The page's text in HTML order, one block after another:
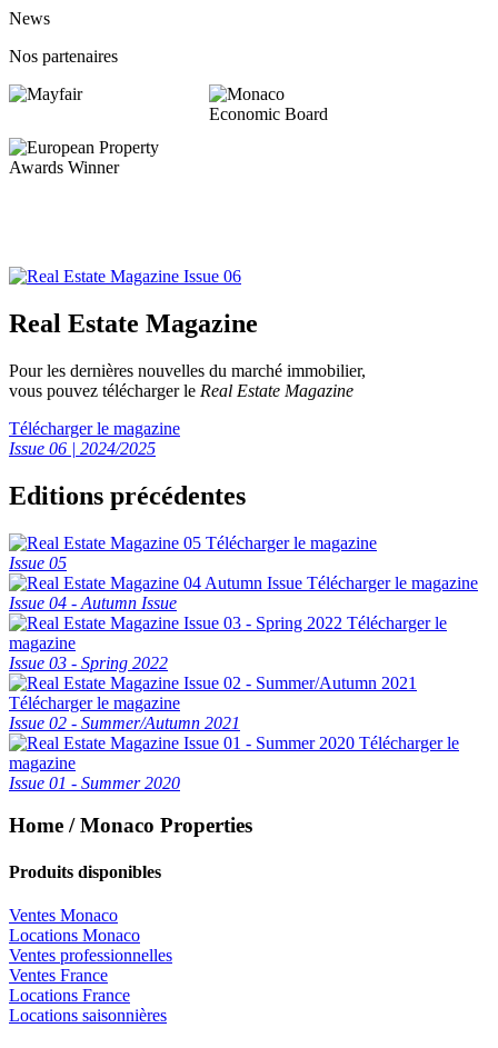
News
Nos partenaires
Real Estate Magazine
Pour les dernières nouvelles du marché immobilier,
vous pouvez télécharger le Real Estate Magazine
Télécharger le magazine
Issue 06 | 2024/2025
Editions précédentes
Télécharger le magazine
Issue 05
Télécharger le magazine
Issue 04 - Autumn Issue
Télécharger le
magazine
Issue 03 - Spring 2022
Télécharger le magazine
Issue 02 - Summer/Autumn 2021
Télécharger le
magazine
Issue 01 - Summer 2020
Home / Monaco Properties
Produits disponibles
Ventes Monaco
Locations Monaco
Ventes professionnelles
Ventes France
Locations France
Locations saisonnières